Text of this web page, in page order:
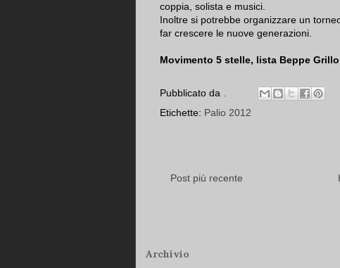
coppia, solista e musici.
Inoltre si potrebbe organizzare un
far crescere le nuove generazioni.
Movimento 5 stelle, lista Beppe Grillo
Pubblicato da
Etichette: Palio 2012
Post più recente
Archivio